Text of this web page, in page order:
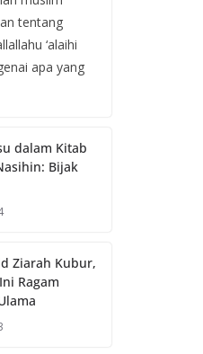
tentang
‘alaihi
apa yang
dalam Kitab
Bijak
Ziarah Kubur,
Ragam